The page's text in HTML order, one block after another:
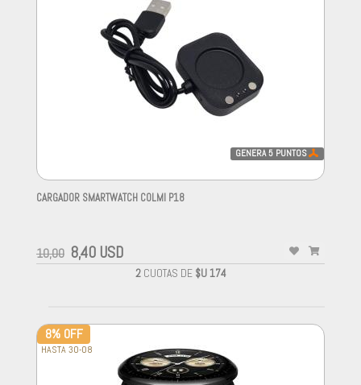
GENERA5 PUNTOS
CARGADOR SMARTWATCH COLMI P18
10,00 8,40 USD
2CUOTAS DE $U 174
8% OFF
HASTA 30-08